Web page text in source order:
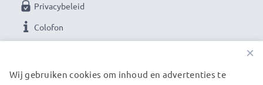
Privacybeleid
Colofon
×
Wij gebruiken cookies om inhoud en advertenties te